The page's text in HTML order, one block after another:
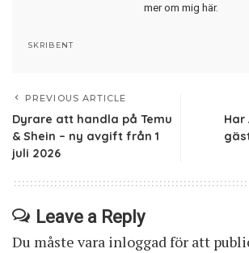
mer om mig här.
SKRIBENT
PREVIOUS ARTICLE
Dyrare att handla på Temu
& Shein – ny avgift från 1
juli 2026
Har
Leave a Reply
Du måste vara inloggadför att